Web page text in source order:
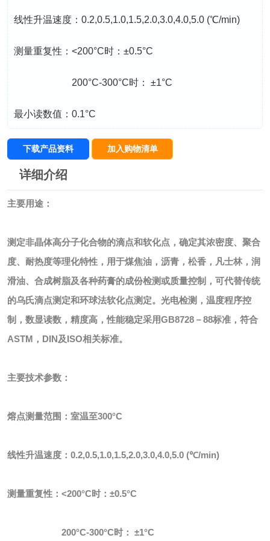
线性升温速度：0.2,0.5,1.0,1.5,2.0,3.0,4.0,5.0 (℃/min)
测量重复性：<200°C时：±0.5°C
200°C-300°C时： ±1°C
最小读数值：0.1°C
下载产品资料 加入购物清单
详细介绍
主要用途：
测定非晶体高分子化合物的滴点和软化点，确定其浓密度、聚合
度、耐热度等理化特性，用于煤焦油，沥青，松香，凡士林，润
滑油、合成树脂及各种药膏的成份检测或质量控制，可代替传统
的乌氏滴点测定和环球法软化点测定。光电检测，温度程序控
制，数显读数，精度高，性能稳定采用GB8728 －88标准，符合
ASTM ， DIN及ISO相关标准。
主要技术参数：
熔点测量范围：室温至300°C
线性升温速度： 0.2,0.5,1.0,1.5,2.0,3.0,4.0,5.0 (℃/min)
测量重复性： <200°C时：±0.5°C
200°C-300°C时： ±1°C